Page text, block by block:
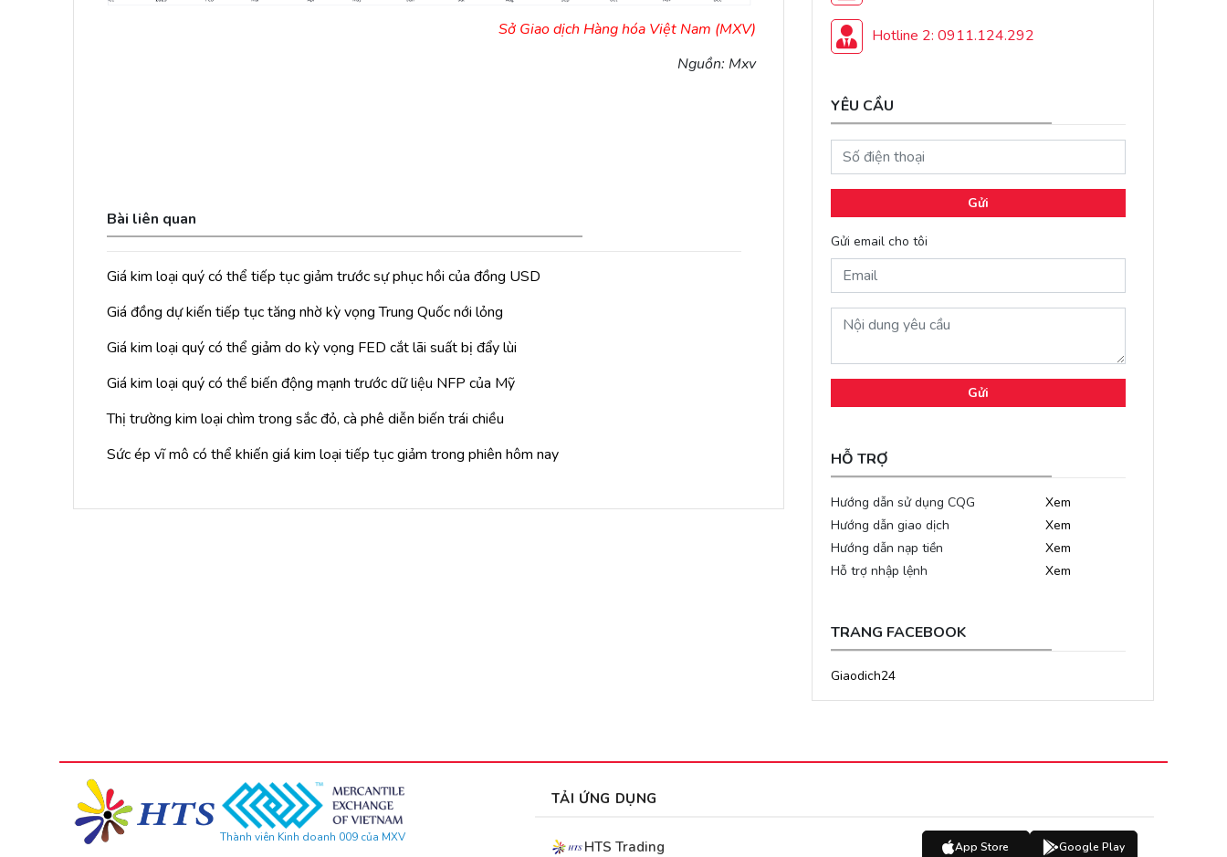
Sở Giao dịch Hàng hóa Việt Nam (MXV)
Nguồn: Mxv
Bài liên quan
Giá kim loại quý có thể tiếp tục giảm trước sự phục hồi của đồng USD
Giá đồng dự kiến tiếp tục tăng nhờ kỳ vọng Trung Quốc nới lỏng
Giá kim loại quý có thể giảm do kỳ vọng FED cắt lãi suất bị đẩy lùi
Giá kim loại quý có thể biến động mạnh trước dữ liệu NFP của Mỹ
Thị trường kim loại chìm trong sắc đỏ, cà phê diễn biến trái chiều
Sức ép vĩ mô có thể khiến giá kim loại tiếp tục giảm trong phiên hôm nay
Hotline 2: 0911.124.292
YÊU CẦU
Gửi
Gửi email cho tôi
Gửi
HỖ TRỢ
Hướng dẫn sử dụng CQG
Xem
Hướng dẫn giao dịch
Xem
Hướng dẫn nạp tiền
Xem
Hỗ trợ nhập lệnh
Xem
TRANG FACEBOOK
Giaodich24
Thành viên Kinh doanh 009 của MXV
TẢI ỨNG DỤNG
HTS Trading App Store Google Play